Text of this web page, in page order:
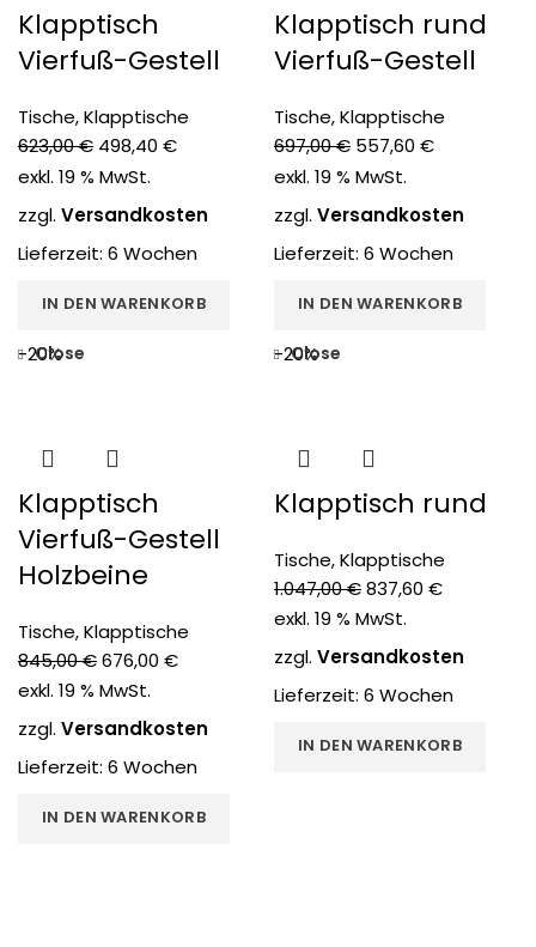
Klapptisch
Vierfuß-Gestell
Tische,Klapptische
623,00€ 498,40 €
exkl. 19 % MwSt.
zzgl. Versandkosten
Lieferzeit: 6 Wochen
IN DEN WARENKORB
Klapptisch rund
Vierfuß-Gestell
Tische,Klapptische
697,00€ 557,60 €
exkl. 19 % MwSt.
zzgl. Versandkosten
Lieferzeit: 6 Wochen
IN DEN WARENKORB
-20%
Close
Klapptisch
Vierfuß-Gestell
Holzbeine
Tische,Klapptische
845,00€676,00 €
exkl. 19 % MwSt.
zzgl. Versandkosten
Lieferzeit: 6 Wochen
IN DEN WARENKORB
-20%
Close
Klapptisch rund
Tische,Klapptische
1.047,00€837,60 €
exkl. 19 % MwSt.
zzgl. Versandkosten
Lieferzeit: 6 Wochen
IN DEN WARENKORB